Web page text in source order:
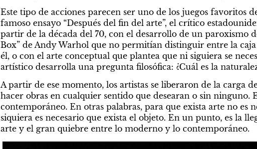
Este tipo de acciones parecen ser uno de los juegos favoritos
famoso ensayo “Después del fin del arte”, el crítico
partir de la década del 70, con el desarrollo de un paroxismo
Box” de Andy Warhol que no permitían distinguir entre la
él, o con el arte conceptual que plantea que ni siguiera se
artístico desarrolla una pregunta filosófica: ¿Cuál es la
A partir de ese momento, los artistas se liberaron de la carga
hacer obras en cualquier sentido que desearan o sin ninguno.
contemporáneo. En otras palabras, para que exista arte no es
siquiera es necesario que exista el objeto. En un punto, es la
arte y el gran quiebre entre lo moderno y lo contemporáneo.